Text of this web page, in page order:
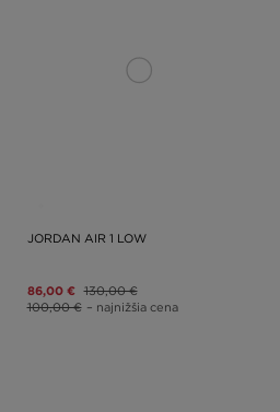
JORDAN AIR 1 LOW
86,00 € 130,00 €
100,00 € – najnižšia cena